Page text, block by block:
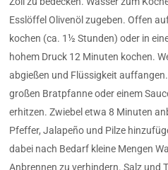
Esslöffel Olivenöl zugeben. Offen
kochen (ca. 1½ Stunden) oder in
hohem Druck 12 Minuten kochen.
abgießen und Flüssigkeit
großen Bratpfanne oder einem
erhitzen. Zwiebel etwa 8 Minuten
Pfeffer, Jalapeño und Pilze
dabei nach Bedarf kleine Mengen
Anbrennen zu verhindern. Salz und